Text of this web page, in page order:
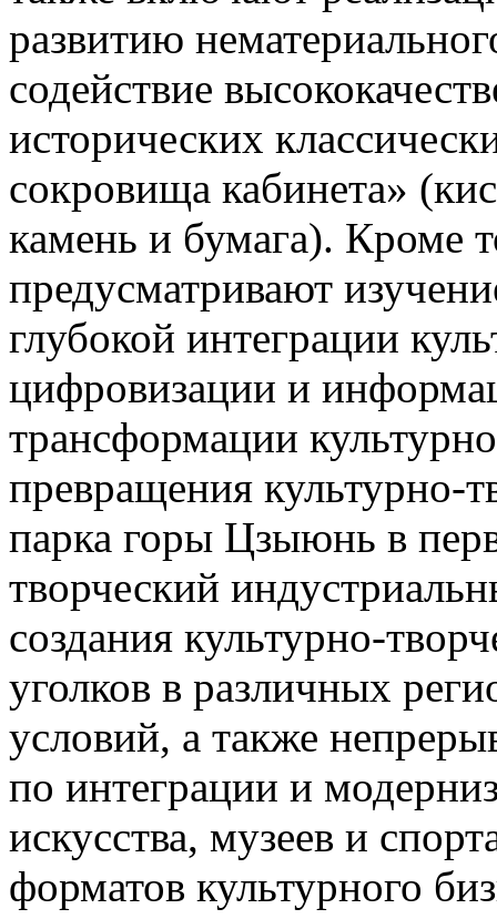
развитию
содействие
исторических
сокровища кабинета»
камень и бумага). Кроме
предусматривают
глубокой интеграции
цифровизации и
трансформации
превращения культурно-
парка горы Цзыюнь в
творческий
создания культурно-
уголков в различных
условий, а также
по интеграции и
искусства, музеев и
форматов культурного